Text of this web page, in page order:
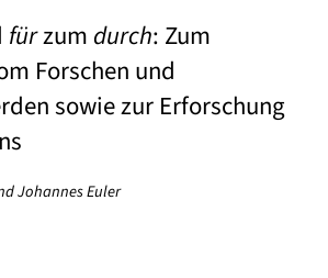
fürzum durch: Zum
Forschen und
sowie zur Erforschung
Johannes Euler